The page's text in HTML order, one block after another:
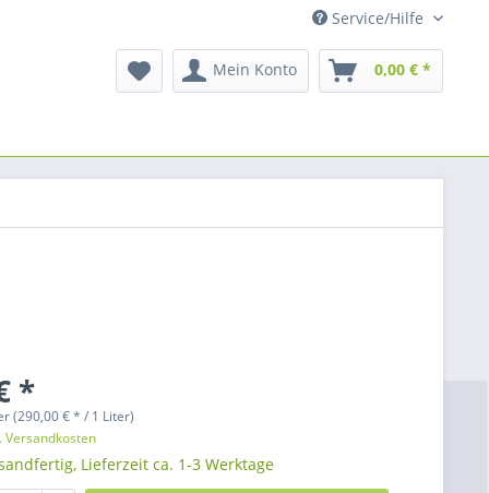
Service/Hilfe
Mein Konto 0,00 € *
*
(290,00 € * / 1 Liter)
Versandkosten
Lieferzeit ca. 1-3 Werktage